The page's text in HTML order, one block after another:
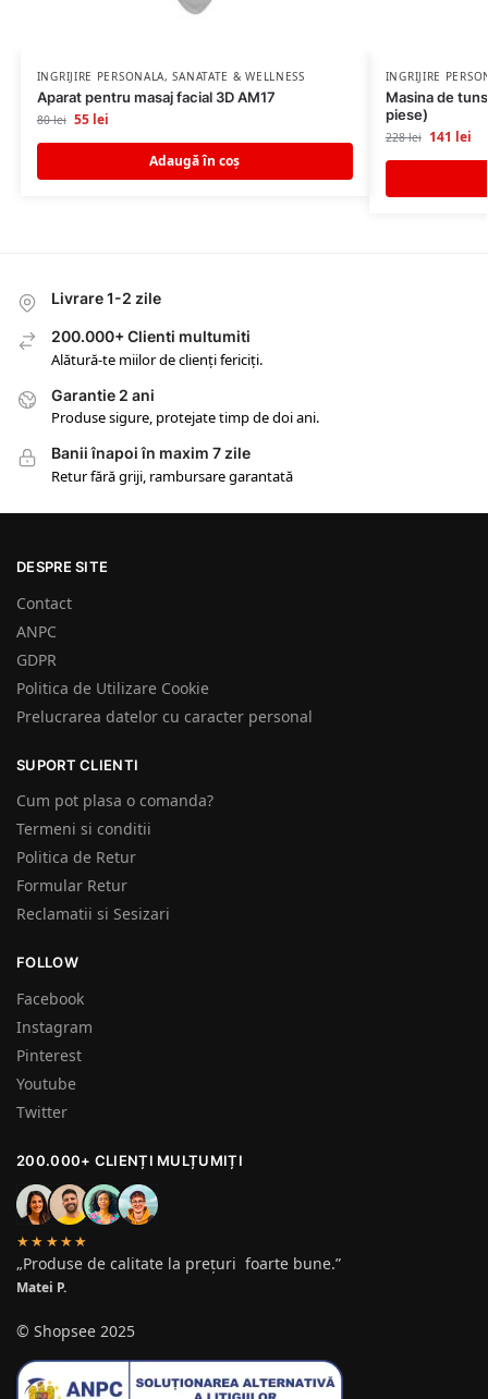
INGRIJIRE PERSONALA,SANATATE & WELLNESS
Aparat pentru masaj facial 3D AM17
80lei 55 lei
Adaugă în coș
INGRIJIRE
Masina de
piese)
228lei 141 lei
Livrare 1-2 zile
200.000+ Clienti multumiti
Alătură-te miilor de clienți fericiți.
Garantie 2 ani
Produse sigure, protejate timp de doi ani.
Banii înapoi în maxim 7 zile
Retur fără griji, rambursare garantată
DESPRE SITE
Contact
ANPC
GDPR
Politica de Utilizare Cookie
Prelucrarea datelor cu caracter personal
SUPORT CLIENTI
Cum pot plasa o comanda?
Termeni si conditii
Politica de Retur
Formular Retur
Reclamatii si Sesizari
FOLLOW
Facebook
Instagram
Pinterest
Youtube
Twitter
200.000+ CLIENȚI MULȚUMIȚI
★★★★★
„Produse de calitate la prețuri foarte bune.”
Matei P.
© Shopsee 2025